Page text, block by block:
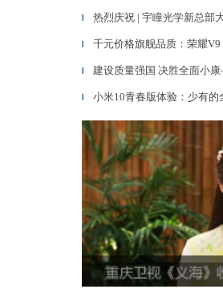
▎ 热烈庆祝 | 宇瞳光学新总部
▎ 千元价格旗舰品质：荣耀
▎ 建设质量强国 决胜全面小
▎ 小米10青春版体验：少有